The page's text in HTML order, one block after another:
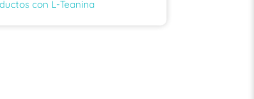
con L-Teanina